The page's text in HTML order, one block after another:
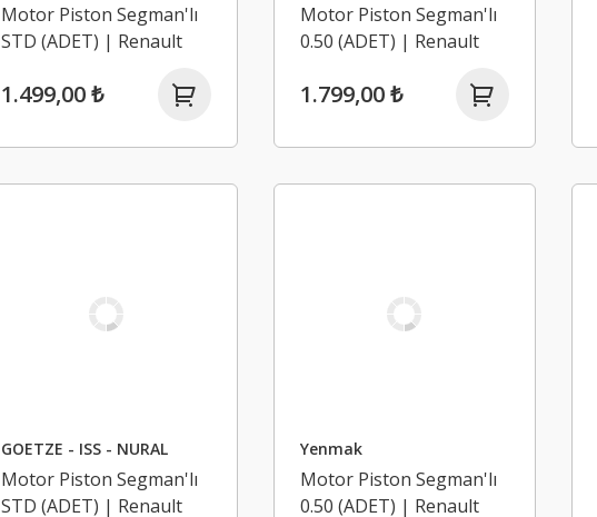
Motor Piston Segman'lı
STD (ADET) | Renault
16V D4F
1.499,00 ₺
Motor Piston Segman'lı
0.50 (ADET) | Renault
Latitude, Laguna 3 2.0
1.799,00 ₺
GOETZE - ISS - NURAL
Motor Piston Segman'lı
STD (ADET) | Renault
Yenmak
Motor Piston Segman'lı
0.50 (ADET) | Renault